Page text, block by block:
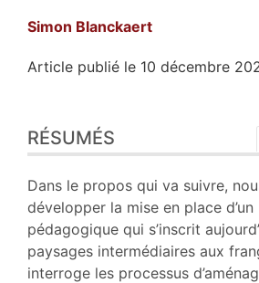
Simon Blanckaert
Article publié le 10 décembre
Index
Plan
Texte
Bibliographie
Illustrations
Citer cet article
Auteur
RÉSUMÉS
Dans le propos qui va suivre,
développer la mise en place
pédagogique qui s’inscrit
paysages intermédiaires aux
interroge les processus